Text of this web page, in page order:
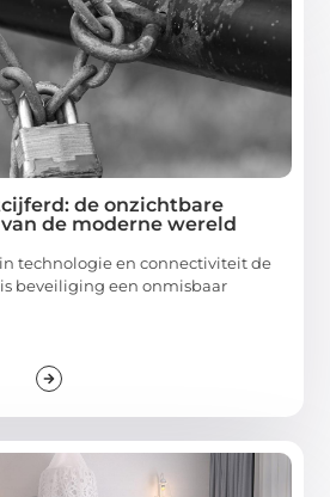
de onzichtbare
de moderne wereld
technologie en connectiviteit de
beveiliging een onmisbaar